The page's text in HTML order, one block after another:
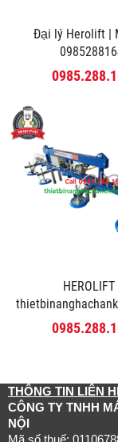
Đại lý Herolift |
HEROLIFT |
THÔNG TIN LIÊN
CÔNG TY TNHH
NỘI